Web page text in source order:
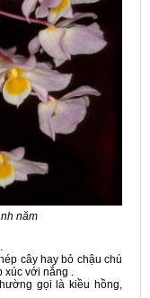
năm
cây hay bỏ chậu chú
xúc với nắng .
gọi là kiều hồng,